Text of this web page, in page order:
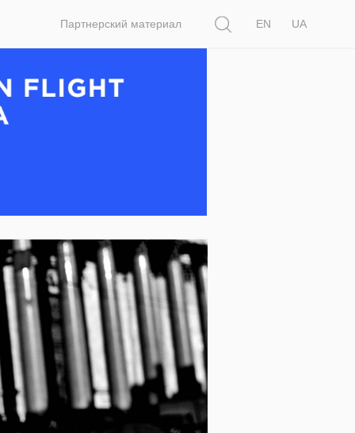
Партнерский материал
EN
UA